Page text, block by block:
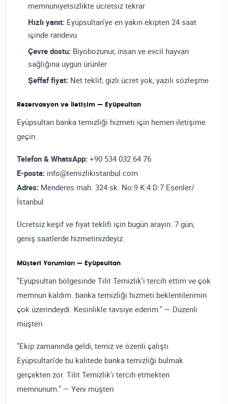
memnuniyetsizlikte ücretsiz tekrar
Hızlı yanıt: Eyüpsultan'ye en yakın ekipten 24 saat
içinde randevu
Çevre dostu: Biyobozunur, insan ve evcil hayvan
sağlığına uygun ürünler
Şeffaf fiyat: Net teklif, gizli ücret yok, yazılı sözleşme
Rezervasyon ve İletişim — Eyüpsultan
Eyüpsultan banka temizliği hizmeti için hemen iletişime
geçin:
Telefon & WhatsApp: +90 534 032 64 76
E-posta: info@temizlikistanbul.com
Adres: Menderes mah. 324 sk. No:9 K:4 D:7 Esenler/
İstanbul
Ücretsiz keşif ve fiyat teklifi için bugün arayın. 7 gün,
geniş saatlerde hizmetinizdeyiz.
Müşteri Yorumları — Eyüpsultan
"Eyüpsultan bölgesinde Tilit Temizlik'i tercih ettim ve çok
memnun kaldım. banka temizliği hizmeti beklentilerimin
çok üzerindeydi. Kesinlikle tavsiye ederim." — Düzenli
müşteri
"Ekip zamanında geldi, temiz ve özenli çalıştı.
Eyüpsultan'de bu kalitede banka temizliği bulmak
gerçekten zor. Tilit Temizlik'i tercih etmekten
memnunum." — Yeni müşteri